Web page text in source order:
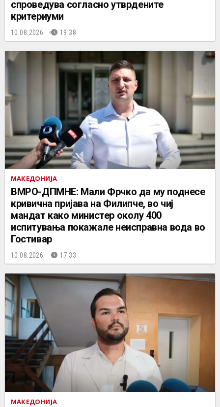
спроведува согласно утврдените
критериуми
10.08.2026. 19:38
МАКЕДОНИЈА
ВМРО-ДПМНЕ: Мали Фрчко да му поднесе
кривична пријава на Филипче, во чиј
мандат како министер околу 400
испитувања покажале неисправна вода во
Гостивар
10.08.2026. 17:33
МАКЕДОНИЈА